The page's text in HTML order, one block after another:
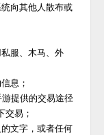
向其他人散布或
服、木马、外
息；
游提供的交易途径
交易；
文字，或者任何